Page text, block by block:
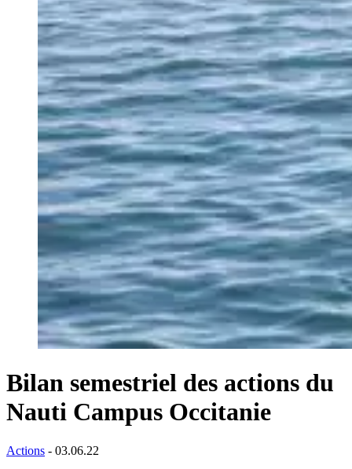
Bilan semestriel des actions du
Nauti Campus Occitanie
Actions - 03.06.22